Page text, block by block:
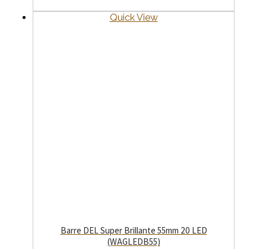
Quick View
Barre DEL Super Brillante 55mm 20 LED
(WAGLEDB55)